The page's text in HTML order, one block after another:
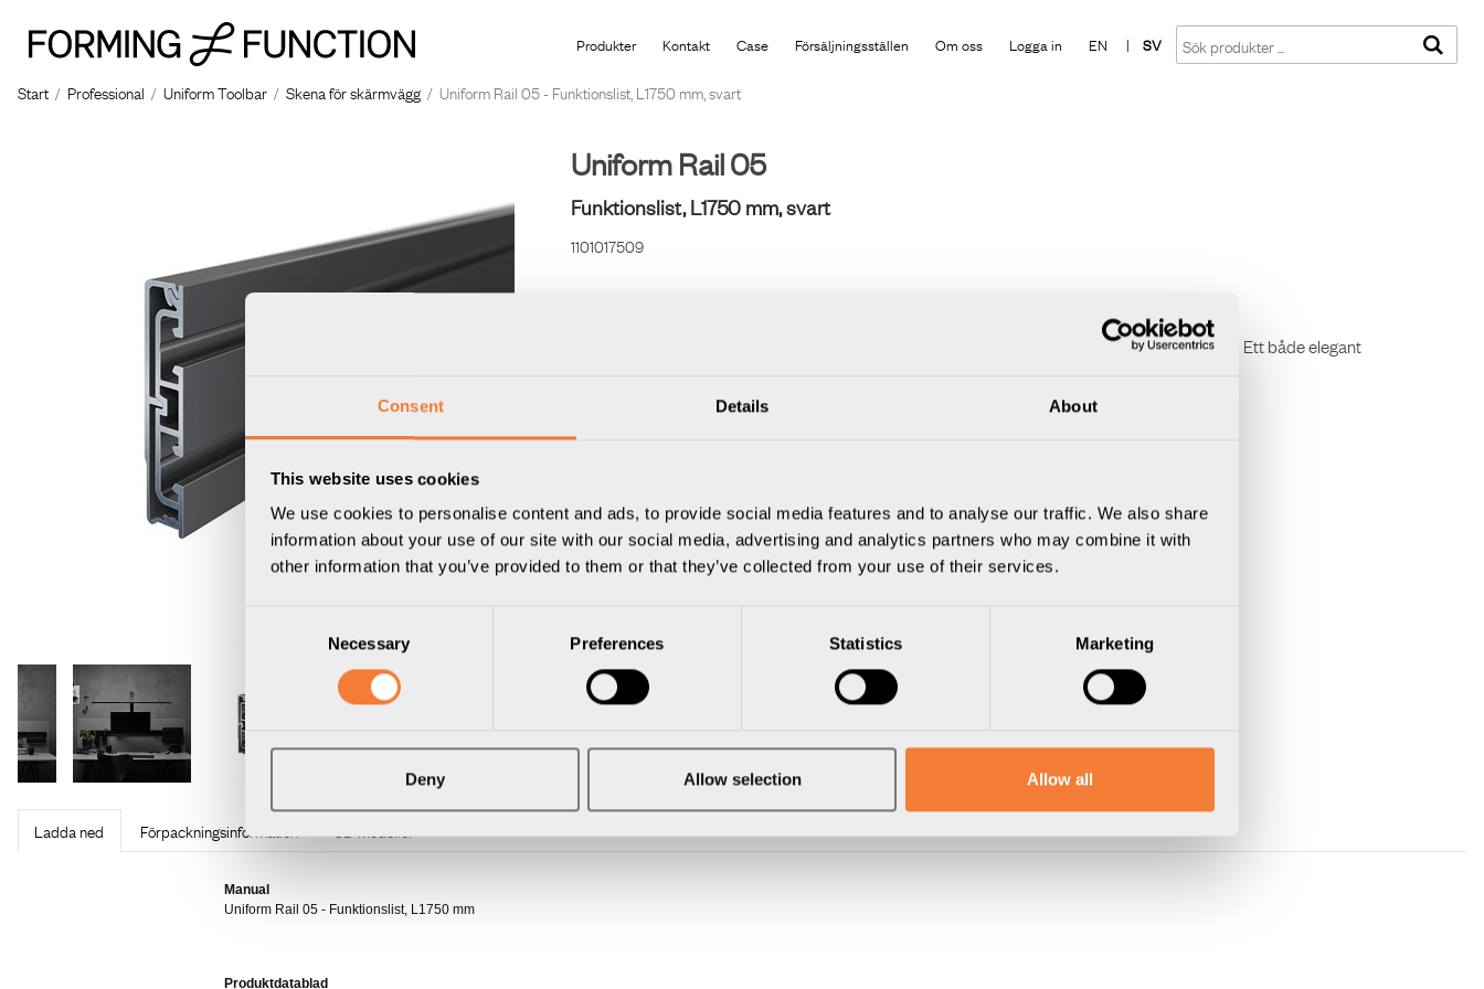
Consent Details About
This website uses cookies
We use cookies to personalise content and ads, to provide social media features and to analyse our traffic. We also share
information about your use of our site with our social media, advertising and analytics partners who may combine it with
other information that you’ve provided to them or that they’ve collected from your use of their services.
Necessary Preferences Statistics Marketing
Deny Allow selection Allow all
Produkter Kontakt Case Försäljningsställen Om oss Logga in EN | SV
Start / Professional / Uniform Toolbar / Skena för skärmvägg / Uniform Rail 05 - Funktionslist, L1750 mm, svart
Uniform Rail 05
Funktionslist, L1750 mm, svart
1101017509
Frontprofil med unik montageskena, för utanpåliggande eller integrerat montage i bordsskärm. Ett både elegant
• Kan kompletteras med ändstycken 438-MENEB
Innehåller
Antal
Benämning
1101017509
1
Uniform Rail 05 ; Funktionslist, L1750 mm, svart
1102017509
1
Uniform Profile 05 ; Montagelist, L1749 mm, svart
Ladda ned Förpackningsinformation
Manual
Uniform Rail 05 - Funktionslist, L1750 mm
Produktdatablad